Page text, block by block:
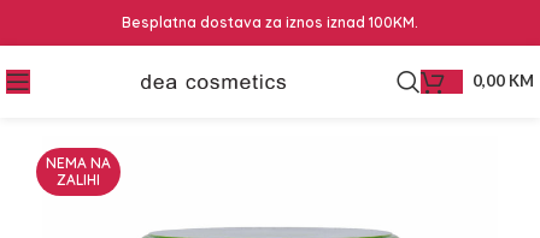
Besplatna dostava za iznos iznad 100KM.
0,00 KM
NEMA NA
ZALIHI